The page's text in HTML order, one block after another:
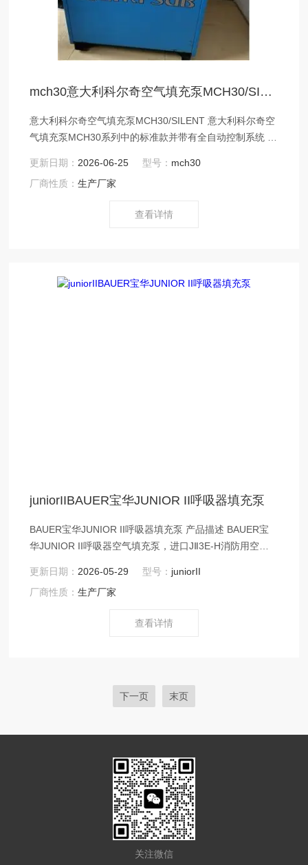
mch30意大利科尔奇空气填充泵MCH30/SILENT
意大利科尔奇空气填充泵MCH30/SILENT 意大利科尔奇空
气填充泵MCH30系列中的标准款并带有全自动控制系统 产
更新日期： 2026-06-25 型号： mch30
厂商性质：生产厂家
查看详情
juniorIIBAUER宝华JUNIOR II呼吸器填充泵
BAUER宝华JUNIOR II呼吸器填充泵 产品描述 BAUER宝
华JUNIOR II呼吸器空气填充泵，进口JⅡ3E-H消防用空气
更新日期： 2026-05-29 型号： juniorII
厂商性质：生产厂家
查看详情
下一页 末页
关注微信